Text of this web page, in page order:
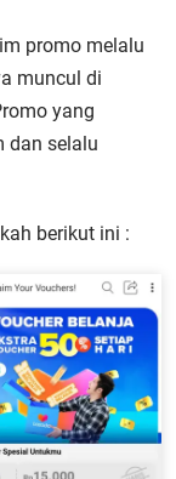
promo melalu
muncul di
yang
dan selalu
berikut ini :